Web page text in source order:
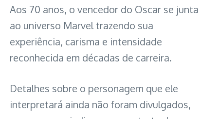
Aos 70 anos, o vencedor do Oscar se junta
ao universo Marvel trazendo sua
experiência, carisma e intensidade
reconhecida em décadas de carreira.
Detalhes sobre o personagem que ele
interpretará ainda não foram divulgados,